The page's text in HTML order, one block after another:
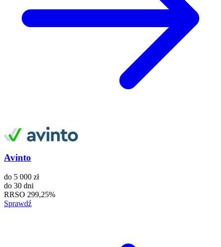
Avinto
do 5 000 zł
do 30 dni
RRSO 299,25%
Sprawdź